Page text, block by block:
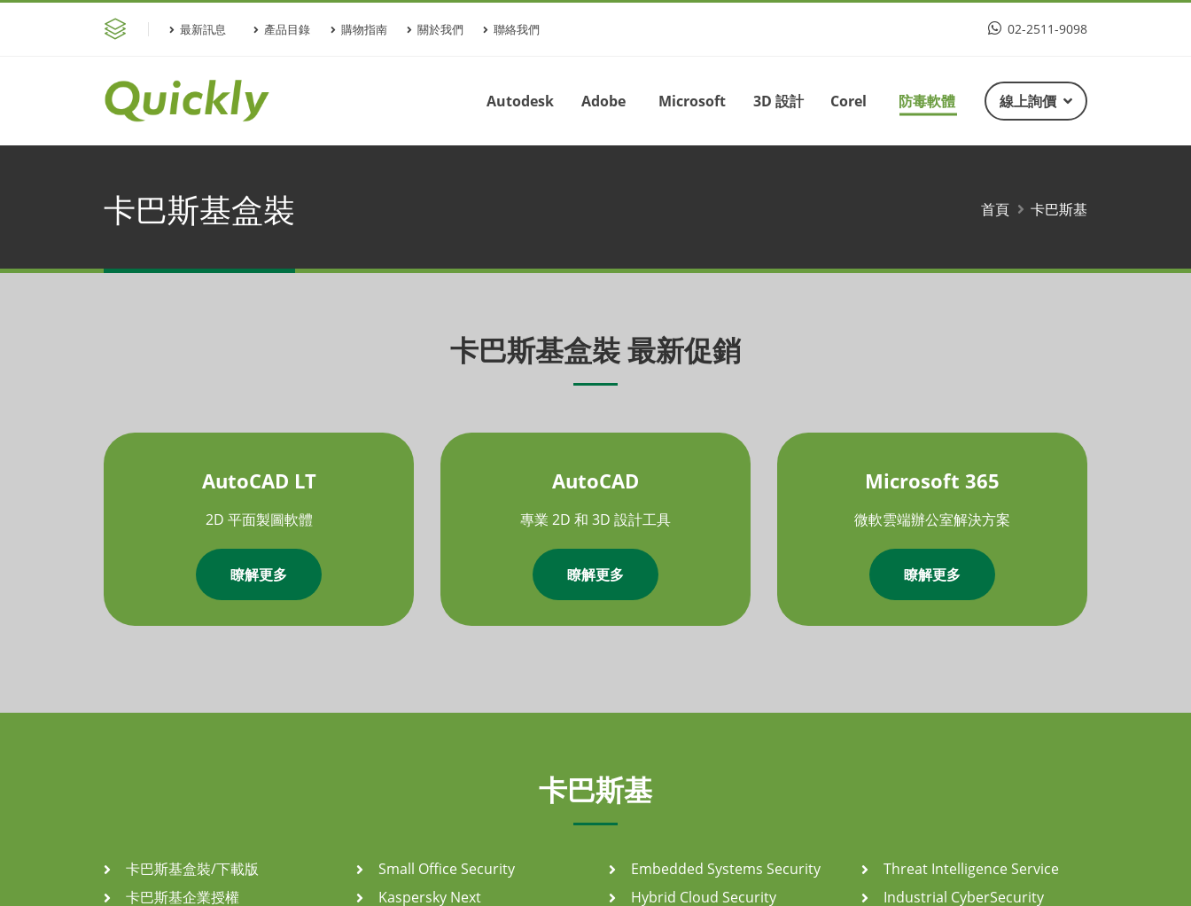
最新訊息 產品目錄 購物指南 關於我們 聯絡我們 02-2511-9098
Autodesk Adobe Microsoft 3D 設計 Corel 防毒軟體 線上詢價
卡巴斯基盒裝 首頁 卡巴斯基
卡巴斯基盒裝 最新促銷
AutoCAD LT
2D 平面製圖軟體
瞭解更多
AutoCAD
專業 2D 和 3D 設計工具
瞭解更多
Microsoft 365
微軟雲端辦公室解決方案
瞭解更多
卡巴斯基
卡巴斯基盒裝/下載版
卡巴斯基企業授權
Small Office Security
Kaspersky Next
Embedded Systems Security
Hybrid Cloud Security
Threat Intelligence Service
Industrial CyberSecurity